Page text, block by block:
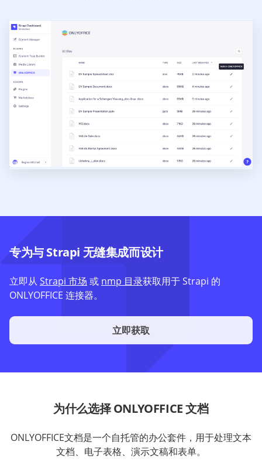
专为与 Strapi 无缝集成而设计
立即从 Strapi 市场 或 nmp 目录获取用于 Strapi 的
ONLYOFFICE 连接器。
立即获取
为什么选择 ONLYOFFICE 文档
ONLYOFFICE文档是一个自托管的办公套件，用于处理文本
文档、电子表格、演示文稿和表单。